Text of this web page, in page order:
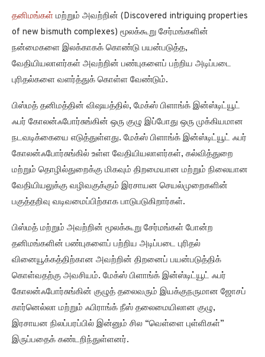
தனிமங்கள் மற்றும் அவற்றின் (Discovered intriguing properties
of new bismuth complexes) மூலக்கூறு சேர்மங்களின்
நன்மைகளை இலக்காகக் கொண்டு பயன்படுத்த,
வேதியியலாளர்கள் அவற்றின் பண்புகளைப் பற்றிய அடிப்படை
புரிதல்களை வளர்த்துக் கொள்ள வேண்டும்.
பிஸ்மத் தனிமத்தின் விஷயத்தில், மேக்ஸ் பிளாங்க் இன்ஸ்டிட்யூட்
ஃபர் கோலன்ஃபோர்சுங்கின் ஒரு குழு இப்போது ஒரு முக்கியமான
நடவடிக்கையை எடுத்துள்ளது. மேக்ஸ் பிளாங்க் இன்ஸ்டிட்யூட் ஃபர்
கோலன்ஃபோர்சுங்கில் உள்ள வேதியியலாளர்கள், கல்வித்துறை
மற்றும் தொழில்துறைக்கு மிகவும் திறமையான மற்றும் நிலையான
வேதியியலுக்கு வழிவகுக்கும் இரசாயன செயல்முறைகளின்
பகுத்தறிவு வடிவமைப்பிற்காக பாடுபடுகிறார்கள்.
பிஸ்மத் மற்றும் அவற்றின் மூலக்கூறு சேர்மங்கள் போன்ற
தனிமங்களின் பண்புகளைப் பற்றிய அடிப்படை புரிதல்
வினையூக்கத்திற்கான அவற்றின் திறனைப் பயன்படுத்திக்
கொள்வதற்கு அவசியம். மேக்ஸ் பிளாங்க் இன்ஸ்டிட்யூட் ஃபர்
கோலன்ஃபோர்சுங்கின் குழுத் தலைவரும் இயக்குநருமான ஜோசப்
கார்னெல்லா மற்றும் ஃபிராங்க் நீஸ் தலைமையிலான குழு,
இரசாயன நிலப்பரப்பில் இன்னும் சில “வெள்ளை புள்ளிகள்”
இருப்பதைக் கண்டறிந்துள்ளனர்.